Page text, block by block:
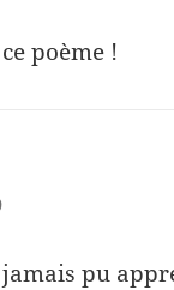
poème !
pu